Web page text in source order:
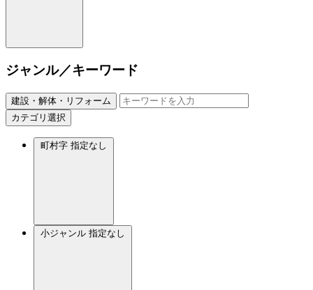
ジャンル／キーワード
建設・解体・リフォーム
カテゴリ選択
町村字 指定なし
小ジャンル 指定なし